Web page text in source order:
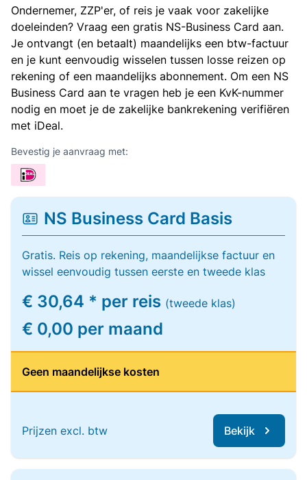
Ondernemer, ZZP'er, of reis je vaak voor zakelijke
doeleinden? Vraag een gratis NS-Business Card aan.
Je ontvangt (en betaalt) maandelijks een btw-factuur
en je kunt eenvoudig wisselen tussen losse reizen op
rekening of een maandelijks abonnement. Om een NS
Business Card aan te vragen heb je een KvK-nummer
nodig en moet je de zakelijke bankrekening verifiëren
met iDeal.
Bevestig je aanvraag met:
NS Business Card Basis
Gratis. Reis op rekening, maandelijkse factuur en
wissel eenvoudig tussen eerste en tweede klas
€ 30,64 * per reis (tweede klas)
€ 0,00 per maand
Geen maandelijkse kosten
Prijzen excl. btw Bekijk